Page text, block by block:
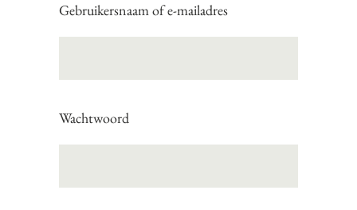
Gebruikersnaam of e-mailadres
Wachtwoord